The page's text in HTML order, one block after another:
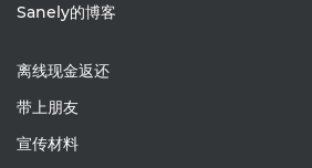
Sanely的博客
离线现金返还
带上朋友
宣传材料